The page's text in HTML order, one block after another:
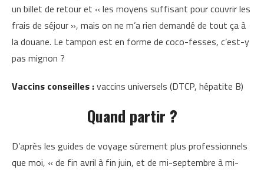
un billet de retour et « les moyens suffisant pour couvrir les
frais de séjour », mais on ne m’a rien demandé de tout ça à
la douane. Le tampon est en forme de coco-fesses, c’est-y
pas mignon ?
Vaccins conseilles :vaccins universels (DTCP, hépatite B)
Quand partir ?
D’après les guides de voyage sûrement plus professionnels
que moi, « de fin avril à fin juin, et de mi-septembre à mi-